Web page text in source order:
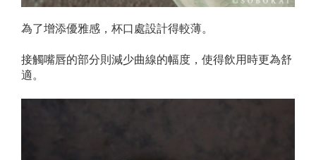
為了增添優雅感，杯口處設計得較薄。
接觸嘴唇的部分則減少曲線的幅度，使得飲用時更為舒
適。